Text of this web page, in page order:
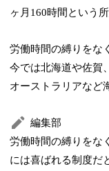
ヶ月160時間という
労働時間の縛りをな
今では北海道や佐賀
オーストラリアなど
編集部
労働時間の縛りをな
には喜ばれる制度だ